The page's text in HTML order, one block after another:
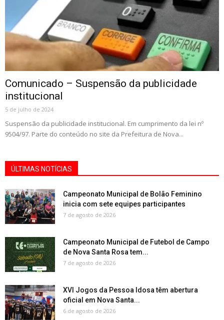
Comunicado – Suspensão da publicidade
institucional
5 de julho de 2024
Suspensão da publicidade institucional. Em cumprimento da lei nº
9504/97. Parte do conteúdo no site da Prefeitura de Nova...
ÚLTIMAS NOTÍCIAS
Campeonato Municipal de Bolão Feminino
inicia com sete equipes participantes
7 de agosto de 2026
Campeonato Municipal de Futebol de Campo
de Nova Santa Rosa tem...
7 de agosto de 2026
XVI Jogos da Pessoa Idosa têm abertura
oficial em Nova Santa...
6 de agosto de 2026